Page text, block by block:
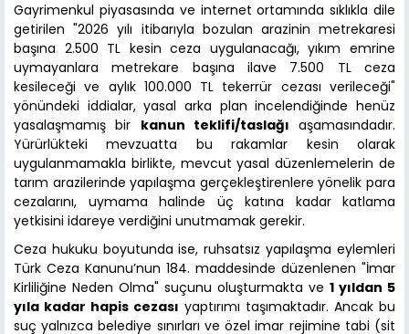
Gayrimenkul piyasasında ve internet ortamında sıklıkla dile
getirilen "2026 yılı itibarıyla bozulan arazinin metrekaresi
başına 2.500 TL kesin ceza uygulanacağı, yıkım emrine
uymayanlara metrekare başına ilave 7.500 TL ceza
kesileceği ve aylık 100.000 TL tekerrür cezası verileceği"
yönündeki iddialar, yasal arka plan incelendiğinde henüz
yasalaşmamış bir kanun teklifi/taslağı aşamasındadır.
Yürürlükteki mevzuatta bu rakamlar kesin olarak
uygulanmamakla birlikte, mevcut yasal düzenlemelerin de
tarım arazilerinde yapılaşma gerçekleştirenlere yönelik para
cezalarını, uymama halinde üç katına kadar katlama
yetkisini idareye verdiğini unutmamak gerekir.
Ceza hukuku boyutunda ise, ruhsatsız yapılaşma eylemleri
Türk Ceza Kanunu’nun 184. maddesinde düzenlenen "İmar
Kirliliğine Neden Olma" suçunu oluşturmakta ve 1 yıldan 5
yıla kadar hapis cezası yaptırımı taşımaktadır. Ancak bu
suç yalnızca belediye sınırları ve özel imar rejimine tabi (sit